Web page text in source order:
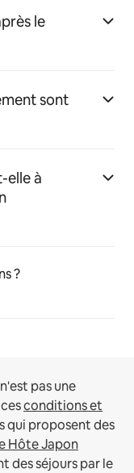
le
sont
elle à
?
pas une
conditions et
qui proposent des
Hôte Japon
des séjours par le